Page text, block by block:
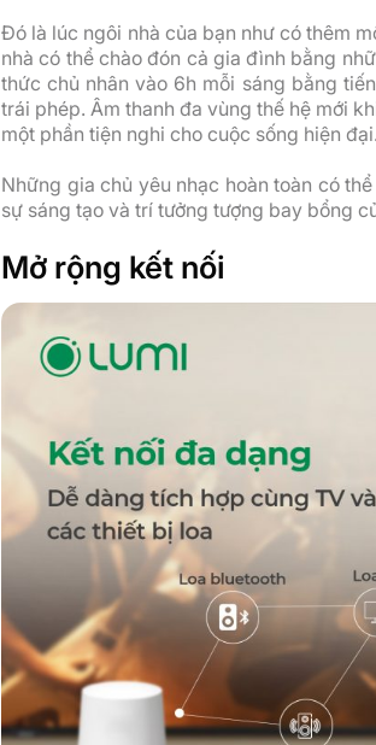
Đó là lúc ngôi nhà của bạn như có thêm
nhà có thể chào đón cả gia đình bằng
thức chủ nhân vào 6h mỗi sáng bằng
trái phép. Âm thanh đa vùng thế hệ mới
một phần tiện nghi cho cuộc sống hiện đại.
Những gia chủ yêu nhạc hoàn toàn có
sự sáng tạo và trí tưởng tượng bay bổng
Mở rộng kết nối